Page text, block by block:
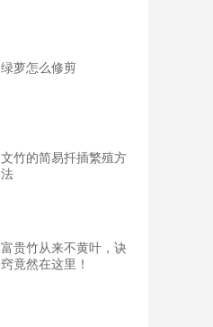
绿萝怎么修剪
文竹的简易扦插繁殖方
法
富贵竹从来不黄叶，诀
窍竟然在这里！